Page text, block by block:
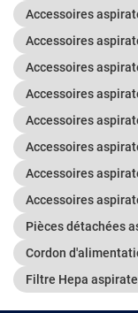
Accessoires
Accessoires
Accessoires
Accessoires
Accessoires
Accessoires
Accessoires
Accessoires
Pièces détachées
Cordon
Filtre Hepa